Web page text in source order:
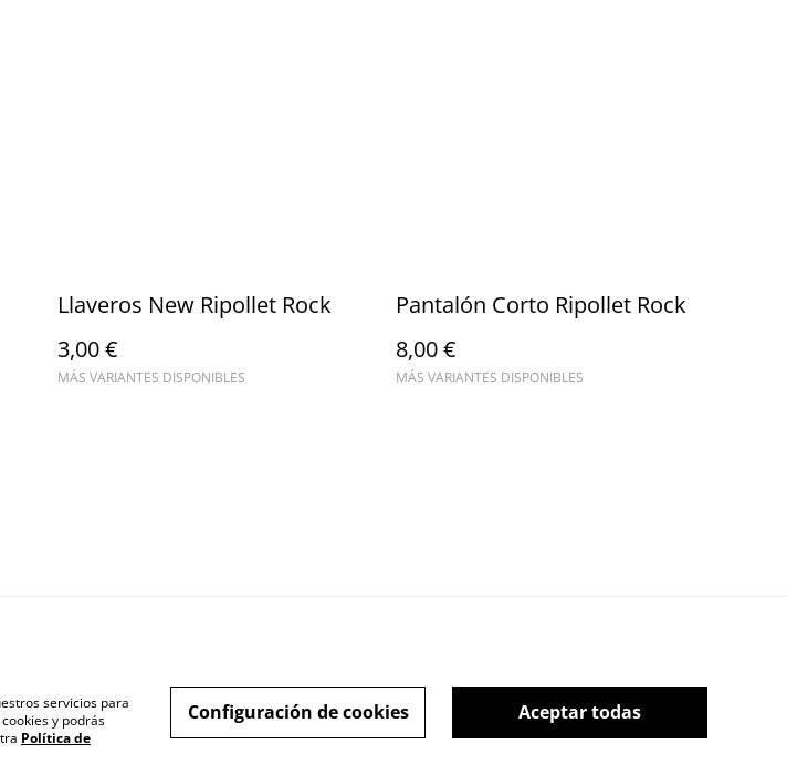
Llaveros New Ripollet Rock
3,00 €
MÁS VARIANTES DISPONIBLES
Pantalón Corto Ripollet Rock
8,00 €
MÁS VARIANTES DISPONIBLES
servicios para
y podrás
Política de
Aceptar todas
Configuración de cookies